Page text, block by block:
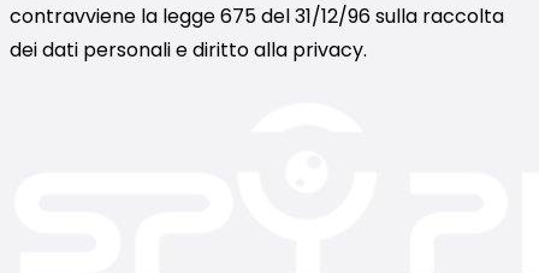
contravviene la legge 675 del 31/12/96 sulla raccolta
dei dati personali e diritto alla privacy.